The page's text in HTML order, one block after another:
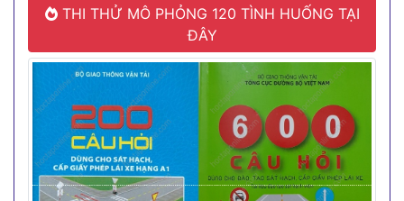
THI THỬ MÔ PHỎNG 120 TÌNH HUỐNG TẠI
ĐÂY